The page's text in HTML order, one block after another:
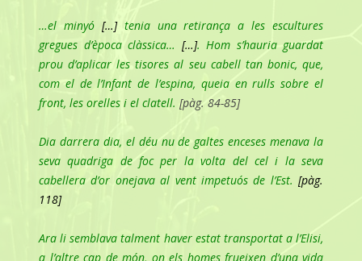
…el minyó […]tenia una retirança a les escultures
gregues d’època clàssica… […]. Hom s’hauria guardat
prou d’aplicar les tisores al seu cabell tan bonic, que,
com el de l’Infant de l’espina, queia en rulls sobre el
front, les orelles i el clatell. [pàg. 84-85]
Dia darrera dia, el déu nu de galtes enceses menava la
seva quadriga de foc per la volta del cel i la seva
cabellera d’or onejava al vent impetuós de l’Est. [pàg.
118]
Ara li semblava talment haver estat transportat a l’Elisi,
a l’altre cap de món, on els homes frueixen d’una vida